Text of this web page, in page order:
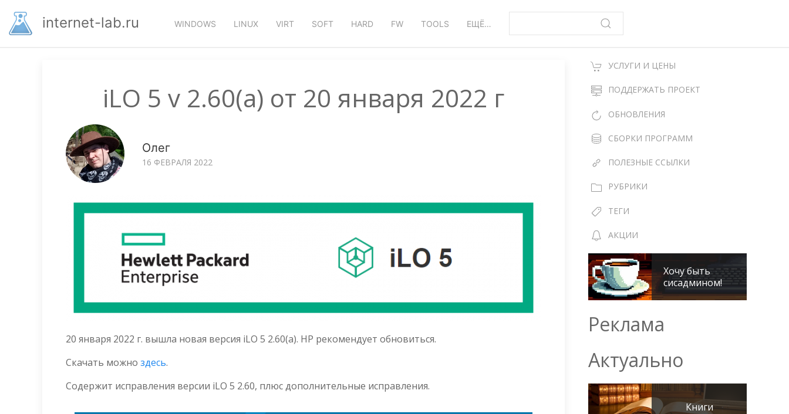
основномуinternet-lab.ru WINDOWS LINUX VIRT SOFT HARD FW TOOLS ЕЩЁ…
iLO 5 v 2.60(a) от 20 января 2022 г
Олег
16 ФЕВРАЛЯ 2022
20 января 2022 г. вышла новая версия iLO 5 2.60(a). HP рекомендует обновиться.
Скачать можно здесь.
Содержит исправления версии iLO 5 2.60, плюс дополнительные исправления.
УСЛУГИ И ЦЕНЫ
ПОДДЕРЖАТЬ ПРОЕКТ
ОБНОВЛЕНИЯ
СБОРКИ ПРОГРАММ
ПОЛЕЗНЫЕ ССЫЛКИ
РУБРИКИ
ТЕГИ
АКЦИИ
Хочу быть
сисадмином!
Реклама
Актуально
Книги